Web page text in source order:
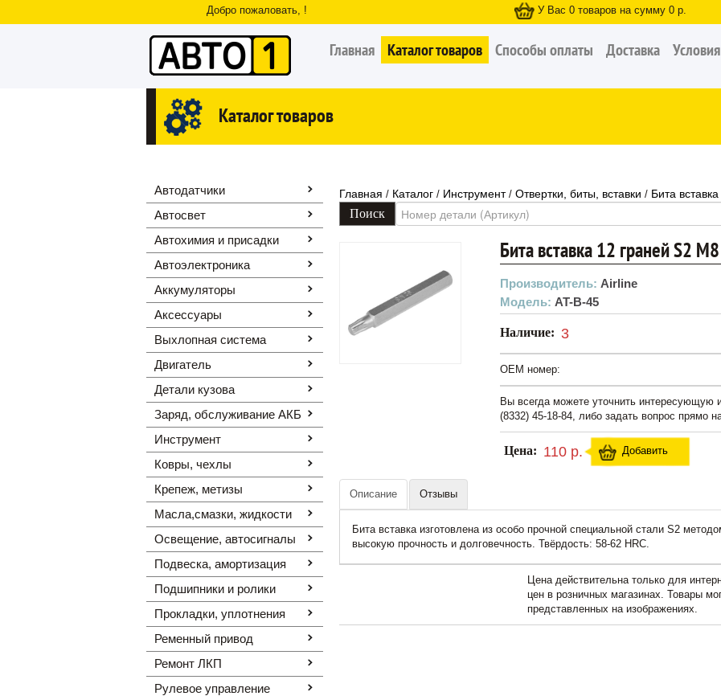
Добро пожаловать, ! У Вас 0 товаров на сумму 0 р.
Главная Каталог товаров Способы оплаты Доставка
Каталог товаров
Автодатчики
Автосвет
Автохимия и присадки
Автоэлектроника
Аккумуляторы
Аксессуары
Выхлопная система
Двигатель
Детали кузова
Заряд, обслуживание АКБ
Инструмент
Ковры, чехлы
Крепеж, метизы
Масла,смазки, жидкости
Освещение, автоcигналы
Подвеска, амортизация
Подшипники и ролики
Прокладки, уплотнения
Ременный привод
Ремонт ЛКП
Рулевое управление
Главная / Каталог / Инструмент/ Отвертки, биты, вставки / Бита
Бита вставка 12 граней S2
Производитель: Airline
Модель: AT-B-45
Наличие: 3
OEM номер:
Вы всегда можете уточнить
(8332) 45-18-84, либо задать вопрос прямо
Цена: 110 р. Добавить
Описание Отзывы
Бита вставка изготовлена из особо прочной специальной стали S2
высокую прочность и долговечность. Твёрдость: 58-62 HRC.
Цена действительна только для
цен в розничных магазинах. Товары
представленных на изображениях.